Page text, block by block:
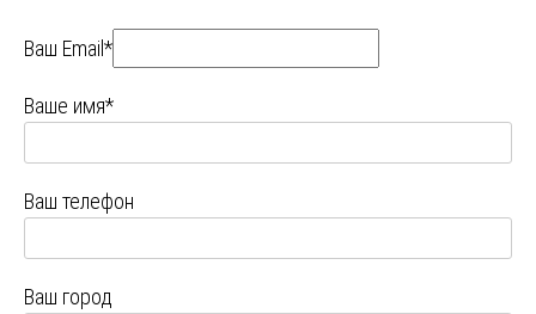
Ваш Email*
Ваше имя*
Ваш телефон
Ваш город